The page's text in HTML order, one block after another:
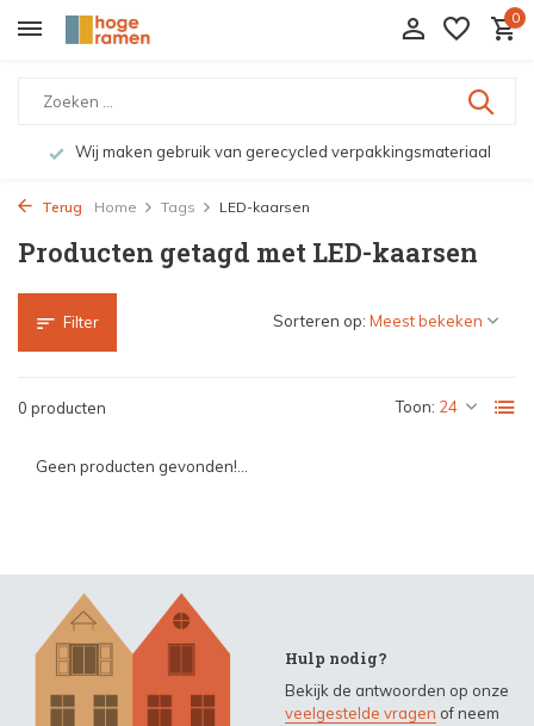
0
Wij maken gebruik van gerecycled verpakkingsmateriaal
Terug Home Tags LED-kaarsen
Producten getagd met LED-kaarsen
Filter
0 producten Toon:
Sorteren op:
Geen producten gevonden!...
Hulp nodig?
Bekijk de antwoorden op onze
veelgestelde vragen of neem